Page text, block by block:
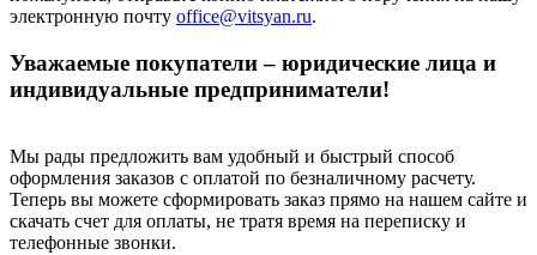
электронную почту office@vitsyan.ru.
Уважаемые покупатели – юридические лица и
индивидуальные предприниматели!
Мы рады предложить вам удобный и быстрый способ
оформления заказов с оплатой по безналичному расчету.
Теперь вы можете сформировать заказ прямо на нашем сайте и
скачать счет для оплаты, не тратя время на переписку и
телефонные звонки.